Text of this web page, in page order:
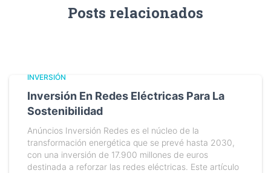
Posts relacionados
INVERSIÓN
Inversión En Redes Eléctricas Para La
Sostenibilidad
Anúncios Inversión Redes es el núcleo de la
transformación energética que se prevé hasta 2030,
con una inversión de 17.900 millones de euros
destinada a reforzar las redes eléctricas. Este artículo